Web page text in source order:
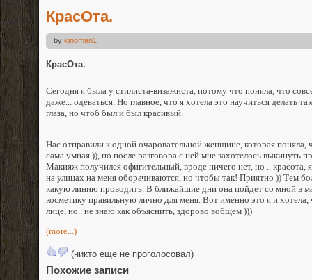
КрасОта.
by kinoman1
КрасОта.
Сегодня я была у стилиста-визажиста, потому что поняла, что
даже... одеваться. Но главное, что я хотела это научиться делать
глаза, но чтоб был и был красивый.
Нас отправили к одной очаровательной женщине, которая
сама умная )), но после разговора с ней мне захотелось выкинуть
Макияж получился офигительный, вроде ничего нет, но .. красота,
на улицах на меня оборачиваются, но чтобы так! Приятно )) Тем
какую линию проводить. В ближайшие дни она пойдет со мной в
косметику правильную лично для меня. Вот именно это я и
лице, но.. не знаю как объяснить, здорово вобщем )))
(more...)
(никто еще не проголосовал)
Похожие записи